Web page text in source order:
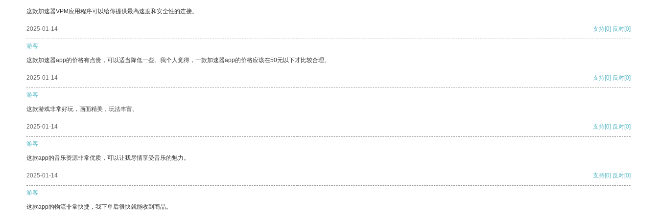
这款加速器VPM应用程序可以给你提供最高速度和安全性的连接。
2025-01-14 支持[0] 反对[0]
游客
这款加速器app的价格有点贵，可以适当降低一些。我个人觉得，一款加速器app的价格应该在50元以下才比较合理。
2025-01-14 支持[0] 反对[0]
游客
这款游戏非常好玩，画面精美，玩法丰富。
2025-01-14 支持[0] 反对[0]
游客
这款app的音乐资源非常优质，可以让我尽情享受音乐的魅力。
2025-01-14 支持[0] 反对[0]
游客
这款app的物流非常快捷，我下单后很快就能收到商品。